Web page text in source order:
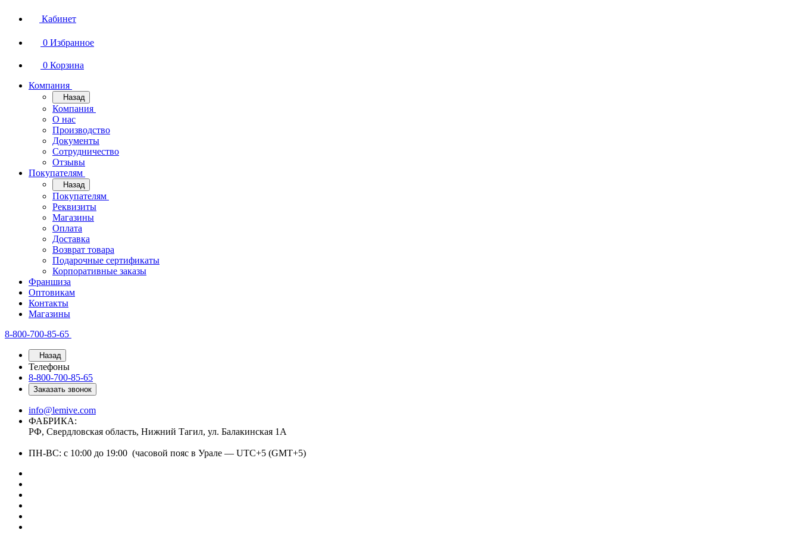
Кабинет
0 Избранное
0 Корзина
Компания
Назад
Компания
О нас
Производство
Документы
Сотрудничество
Отзывы
Покупателям
Назад
Покупателям
Реквизиты
Магазины
Оплата
Доставка
Возврат товара
Подарочные сертификаты
Корпоративные заказы
Франшиза
Оптовикам
Контакты
Магазины
8-800-700-85-65
Назад
Телефоны
8-800-700-85-65
Заказать звонок
info@lemive.com
ФАБРИКА:
РФ, Свердловская область, Нижний Тагил, ул. Балакинская 1А
ПН-ВС: с 10:00 до 19:00 (часовой пояс в Урале — UTC+5 (GMT+5)